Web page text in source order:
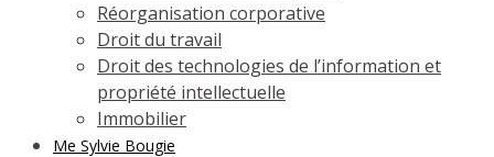
Réorganisation corporative
Droit du travail
Droit des technologies de l’information et
propriété intellectuelle
Immobilier
Me Sylvie Bougie